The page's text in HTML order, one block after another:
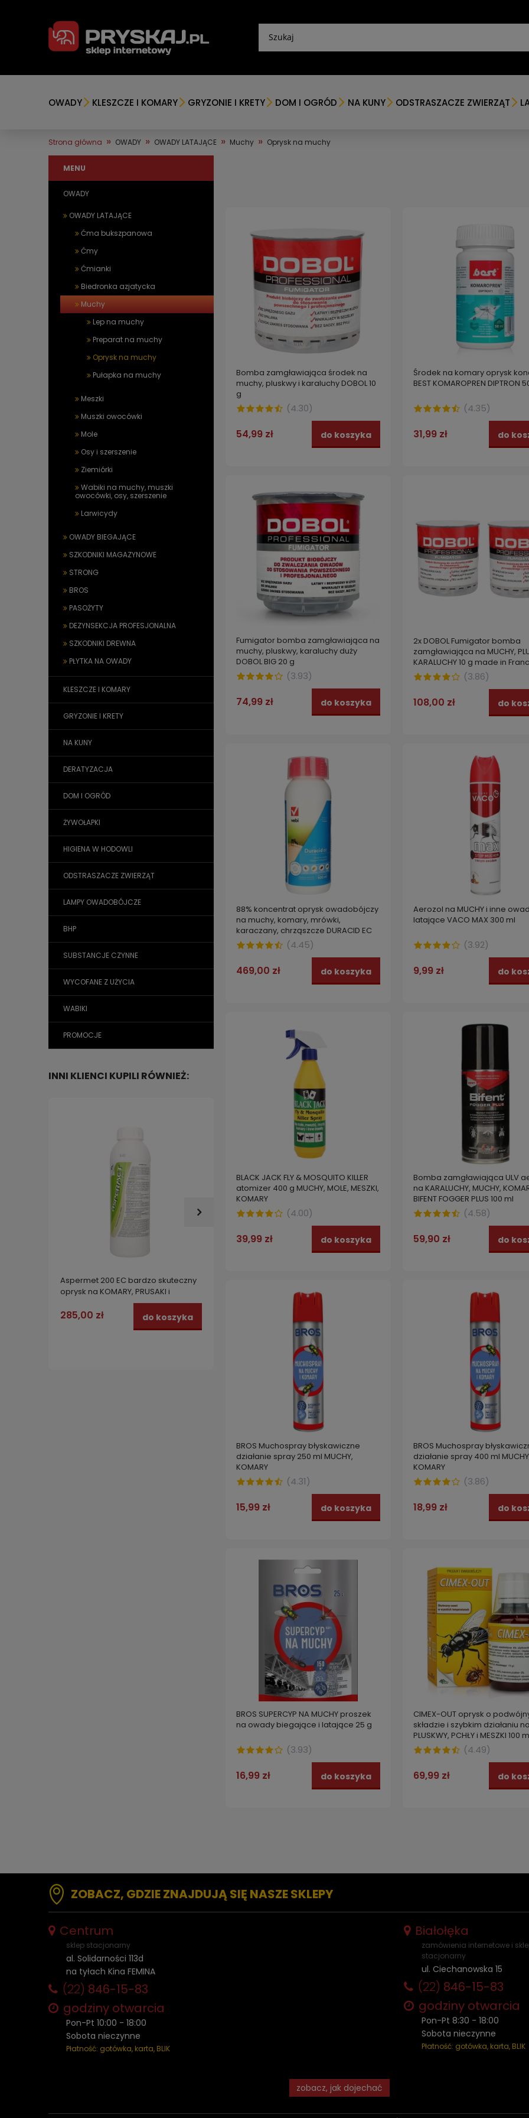
OWADY KLESZCZE I KOMARY GRYZONIE I KRETY DOM I OGRÓD NA KUNY ODSTRASZACZE ZWIERZĄT
Strona główna » OWADY » OWADY LATAJĄCE » Muchy » Oprysk na muchy
MENU
OWADY
OWADY LATAJĄCE
Ćma bukszpanowa
Ćmy
Ćmianki
Biedronka azjatycka
Muchy
Lep na muchy
Preparat na muchy
Oprysk na muchy
Pułapka na muchy
Meszki
Muszki owocówki
Mole
Osy i szerszenie
Ziemiórki
Wabiki na muchy, muszki
owocówki, osy, szerszenie
Larwicydy
OWADY BIEGAJĄCE
SZKODNIKI MAGAZYNOWE
STRONG
BROS
PASOŻYTY
DEZYNSEKCJA PROFESJONALNA
SZKODNIKI DREWNA
PŁYTKA NA OWADY
KLESZCZE I KOMARY
GRYZONIE I KRETY
NA KUNY
DERATYZACJA
DOM I OGRÓD
ŻYWOŁAPKI
HIGIENA W HODOWLI
ODSTRASZACZE ZWIERZĄT
LAMPY OWADOBÓJCZE
BHP
SUBSTANCJE CZYNNE
WYCOFANE Z UŻYCIA
WABIKI
PROMOCJE
INNI KLIENCI KUPILI RÓWNIEŻ:
Aspermet 200 EC bardzo skuteczny
oprysk na KOMARY, PRUSAKI i
285,00 zł do koszyka
koncentrat BEST Ascyp PBO+ 50 ml
do koszyka
BEST PENTA LIGHT 50 ml
do
Bomba zamgławiająca środek na
muchy, pluskwy i karaluchy DOBOL 10
g
(4.30)
54,99 zł do koszyka
Środek na komary oprysk
BEST KOMAROPREN DIPTRON
(4.35)
31,99 zł do
Fumigator bomba zamgławiająca na
muchy, pluskwy, karaluchy duży
DOBOL BIG 20 g
(3.93)
74,99 zł do koszyka
2x DOBOL Fumigator bomba
zamgławiająca na MUCHY,
KARALUCHY 10 g made in
(3.86)
108,00 zł do
88% koncentrat oprysk owadobójczy
na muchy, komary, mrówki,
karaczany, chrząszcze DURACID EC
500 ml
(4.45)
469,00 zł do koszyka
Aerozol na MUCHY i inne
latające VACO MAX 300 ml
(3.92)
9,99 zł do
BLACK JACK FLY & MOSQUITO KILLER
atomizer 400 g MUCHY, MOLE, MESZKI,
KOMARY
(4.00)
39,99 zł do koszyka
Bomba zamgławiająca ULV
na KARALUCHY, MUCHY,
BIFENT FOGGER PLUS 100 ml
(4.58)
59,90 zł do
BROS Muchospray błyskawiczne
działanie spray 250 ml MUCHY,
KOMARY
(4.31)
15,99 zł do koszyka
BROS Muchospray
działanie spray 400 ml
KOMARY
(3.86)
18,99 zł do
BROS SUPERCYP NA MUCHY proszek
na owady biegające i latające 25 g
(3.93)
16,99 zł do koszyka
CIMEX-OUT oprysk o
składzie i szybkim działaniu na
PLUSKWY, PCHŁY i MESZKI 100
(4.49)
69,99 zł do
ZOBACZ, GDZIE ZNAJDUJĄ SIĘ NASZE SKLEPY
Centrum
sklep stacjonarny
al. Solidarności 113d
na tyłach Kina FEMINA
(22) 846-15-83
godziny otwarcia
Pon-Pt 10:00 - 18:00
Sobota nieczynne
Płatność: gotówka, karta, BLIK
zobacz, jak dojechać
Białołęka
zamówienia internetowe i
stacjonarny
ul. Ciechanowska 15
(22) 846-15-83
godziny otwarcia
Pon-Pt 8:30 - 18:00
Sobota nieczynne
Płatność: gotówka, karta, BLIK